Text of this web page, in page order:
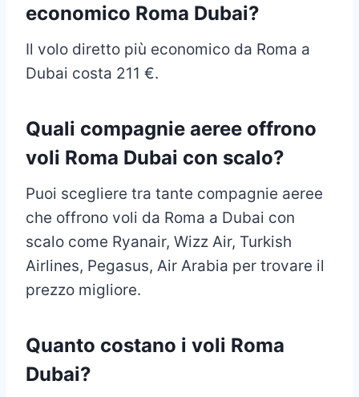
economico Roma Dubai?
Il volo diretto più economico da Roma a
Dubai costa 211 €.
Quali compagnie aeree offrono
voli Roma Dubai con scalo?
Puoi scegliere tra tante compagnie aeree
che offrono voli da Roma a Dubai con
scalo come Ryanair, Wizz Air, Turkish
Airlines, Pegasus, Air Arabia per trovare il
prezzo migliore.
Quanto costano i voli Roma
Dubai?